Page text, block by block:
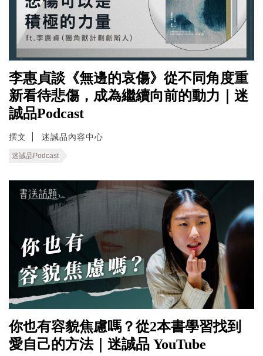
李惠貞談《無邊的哀傷》從不同角度重
新看待悲傷，成為繼續向前的動力｜迷
誠品Podcast
撰文 迷誠品內容中心
迷誠品Podcast
你也有容貌焦慮嗎？從2本書學習找到
愛自己的方法｜迷誠品 YouTube